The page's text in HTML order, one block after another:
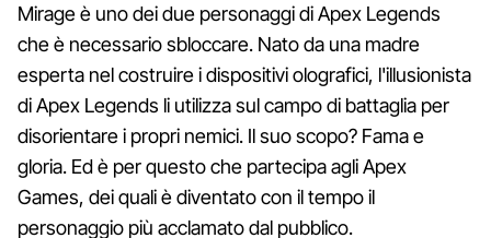
Mirage è uno dei due personaggi di Apex Legends
che è necessario sbloccare. Nato da una madre
esperta nel costruire i dispositivi olografici, l'illusionista
di Apex Legends li utilizza sul campo di battaglia per
disorientare i propri nemici. Il suo scopo? Fama e
gloria. Ed è per questo che partecipa agli Apex
Games, dei quali è diventato con il tempo il
personaggio più acclamato dal pubblico.